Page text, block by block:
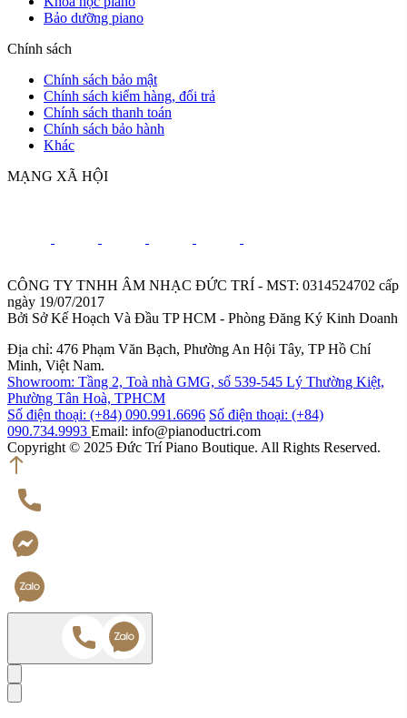
Bảo dưỡng piano
Chính sách
Chính sách bảo mật
Chính sách kiểm hàng, đổi trả
Chính sách thanh toán
Chính sách bảo hành
Khác
MẠNG XÃ HỘI
CÔNG TY TNHH ÂM NHẠC ĐỨC TRÍ - MST: 0314524702 cấp
ngày 19/07/2017
Bởi Sở Kế Hoạch Và Đầu TP HCM - Phòng Đăng Ký Kinh Doanh
Địa chỉ: 476 Phạm Văn Bạch, Phường An Hội Tây, TP Hồ Chí
Minh, Việt Nam.
Showroom: Tầng 2, Toà nhà GMG, số 539-545 Lý Thường Kiệt,
Phường Tân Hoà, TPHCM
Số điện thoại: (+84) 090.991.6696 Số điện thoại: (+84)
090.734.9993 Email: info@pianoductri.com
Copyright © 2025 Đức Trí Piano Boutique. All Rights Reserved.